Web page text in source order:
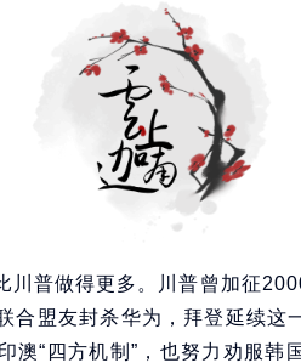
川普做得更多。川普曾加征
合盟友封杀华为，拜登延续这
澳“四方机制”，也努力劝服韩